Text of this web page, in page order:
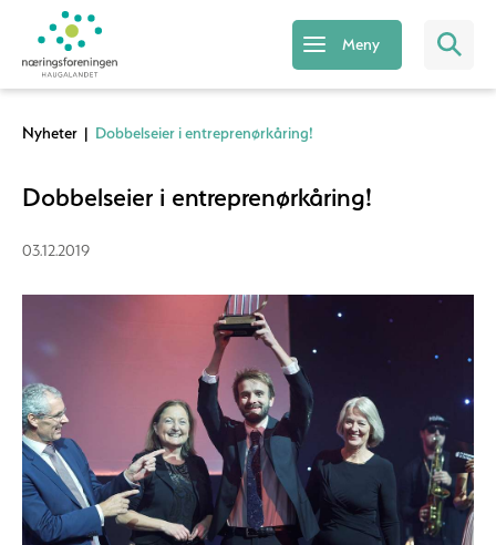
Meny
Nyheter | Dobbelseier i entreprenørkåring!
Dobbelseier i entreprenørkåring!
03.12.2019